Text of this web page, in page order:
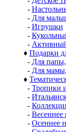
-
- Для
- Игрушки
-
-
♦ Подарки
- Для
- Для
♦
- Тропики
-
-
- Весеннее
- Осеннее